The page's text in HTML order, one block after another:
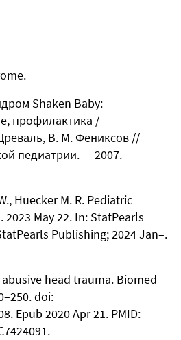
Shaken Baby:
профилактика /
В. М. Фениксов //
педиатрии. — 2007. —
Huecker M. R. Pediatric
May 22. In: StatPearls
Publishing; 2024 Jan–.
head trauma. Biomed
doi:
Epub 2020 Apr 21. PMID: